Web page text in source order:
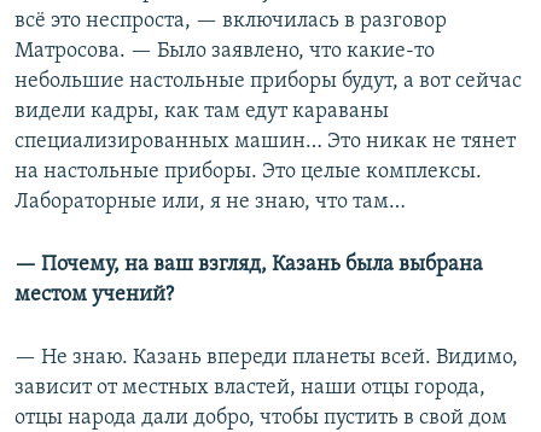
всё это неспроста, — включилась в разговор
Матросова. — Было заявлено, что какие-то
небольшие настольные приборы будут, а вот сейчас
видели кадры, как там едут караваны
специализированных машин… Это никак не тянет
на настольные приборы. Это целые комплексы.
Лабораторные или, я не знаю, что там…
— Почему, на ваш взгляд, Казань была выбрана
местом учений?
— Не знаю. Казань впереди планеты всей. Видимо,
зависит от местных властей, наши отцы города,
отцы народа дали добро, чтобы пустить в свой дом